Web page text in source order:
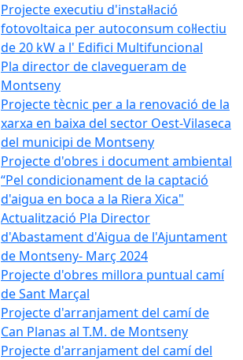
Projecte executiu d'instal·lació
fotovoltaica per autoconsum col·lectiu
de 20 kW a l' Edifici Multifuncional
Pla director de clavegueram de
Montseny
Projecte tècnic per a la renovació de la
xarxa en baixa del sector Oest-Vilaseca
del municipi de Montseny
Projecte d'obres i document ambiental
“Pel condicionament de la captació
d'aigua en boca a la Riera Xica"
Actualització Pla Director
d'Abastament d'Aigua de l'Ajuntament
de Montseny- Març 2024
Projecte d'obres millora puntual camí
de Sant Marçal
Projecte d'arranjament del camí de
Can Planas al T.M. de Montseny
Projecte d'arranjament del camí del